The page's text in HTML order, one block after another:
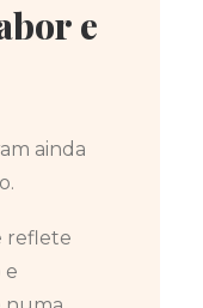
e
ainda
reflete
e